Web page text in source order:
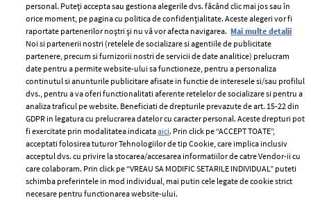
PARTENERI
Unul dintre cele mai folosite
aeroporturi din Europa își
închide complet porțile timp
de trei luni. Milioane de
Un vecin instruit poate salva o
viață. Vezi despre ce e vorba
personal. Puteți accepta sau gestiona alegerile dvs. făcând clic mai jos sau în
orice moment, pe pagina cu politica de confidențialitate. Aceste alegeri vor fi
raportate partenerilor noștri și nu vă vor afecta navigarea. Mai multe detalii
Noi si partenerii nostri (retelele de socializare si agentiile de publicitate
partenere, precum si furnizorii nostri de servicii de date analitice) prelucram
date pentru a permite website-ului sa functioneze, pentru a personaliza
continutul si anunturile publicitare afisate in functie de interesele si/sau profilul
dvs., pentru a va oferi functionalitati aferente retelelor de socializare si pentru a
analiza traficul pe website. Beneficiati de drepturile prevazute de art. 15-22 din
GDPR in legatura cu prelucrarea datelor cu caracter personal. Aceste drepturi pot
fi exercitate prin modalitatea indicataaici. Prin click pe “ACCEPT TOATE”,
acceptati folosirea tuturor Tehnologiilor de tip Cookie, care implica inclusiv
acceptul dvs. cu privire la stocarea/accesarea informatiilor de catre Vendor-ii cu
care colaboram. Prin click pe “VREAU SA MODIFIC SETARILE INDIVIDUAL” puteti
schimba preferintele in mod individual, mai putin cele legate de cookie strict
necesare pentru functionarea website-ului.